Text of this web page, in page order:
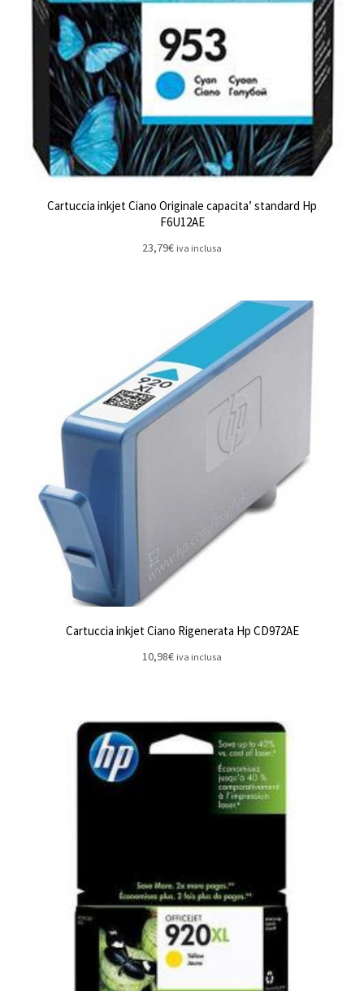
Cartuccia inkjet Ciano Originale capacita’ standard Hp
F6U12AE
23,79€ iva inclusa
Cartuccia inkjet Ciano Rigenerata Hp CD972AE
10,98€ iva inclusa